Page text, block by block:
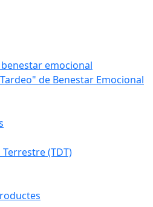
emocional
de Benestar Emocional
(TDT)